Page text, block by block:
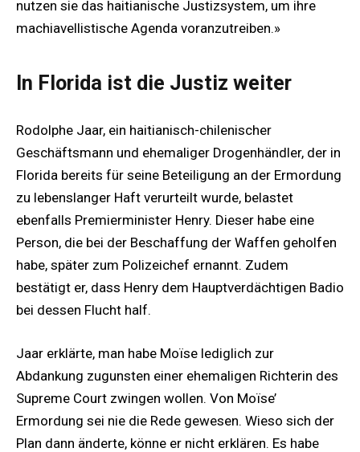
nutzen sie das haitianische Justizsystem, um ihre
machiavellistische Agenda voranzutreiben.»
In Florida ist die Justiz weiter
Rodolphe Jaar, ein haitianisch-chilenischer
Geschäftsmann und ehemaliger Drogenhändler, der in
Florida bereits für seine Beteiligung an der Ermordung
zu lebenslanger Haft verurteilt wurde, belastet
ebenfalls Premierminister Henry. Dieser habe eine
Person, die bei der Beschaffung der Waffen geholfen
habe, später zum Polizeichef ernannt. Zudem
bestätigt er, dass Henry dem Hauptverdächtigen Badio
bei dessen Flucht half.
Jaar erklärte, man habe Moïse lediglich zur
Abdankung zugunsten einer ehemaligen Richterin des
Supreme Court zwingen wollen. Von Moïse’
Ermordung sei nie die Rede gewesen. Wieso sich der
Plan dann änderte, könne er nicht erklären. Es habe